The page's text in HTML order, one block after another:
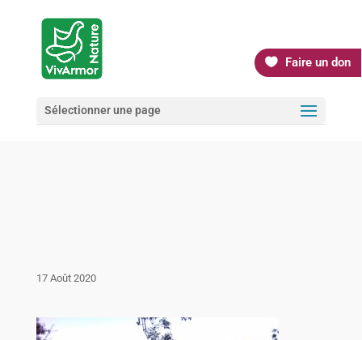
Faire un don
Sélectionner une page
17 Août 2020